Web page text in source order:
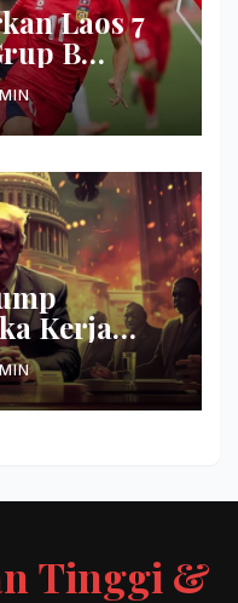
Laos 7
B
Kerja
Baru
Tinggi &